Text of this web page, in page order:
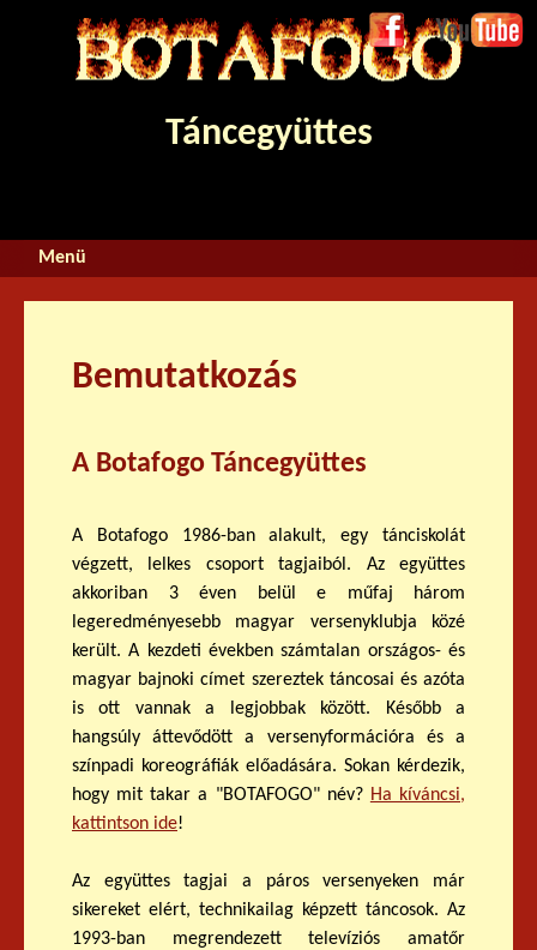
Jump to navigation
Face
boo
k
Youtube
Táncegyüttes
Bemutatkozás
A Botafogo Táncegyüttes
A Botafogo 1986-ban alakult, egy tánciskolát
végzett, lelkes csoport tagjaiból. Az együttes
akkoriban 3 éven belül e műfaj három
legeredményesebb magyar versenyklubja közé
került. A kezdeti években számtalan országos- és
magyar bajnoki címet szereztek táncosai és azóta
is ott vannak a legjobbak között. Később a
hangsúly áttevődött a versenyformációra és a
színpadi koreográfiák előadására. Sokan kérdezik,
hogy mit takar a "BOTAFOGO" név? Ha kíváncsi,
kattintson ide!
Az együttes tagjai a páros versenyeken már
sikereket elért, technikailag képzett táncosok. Az
1993-ban megrendezett televíziós amatőr